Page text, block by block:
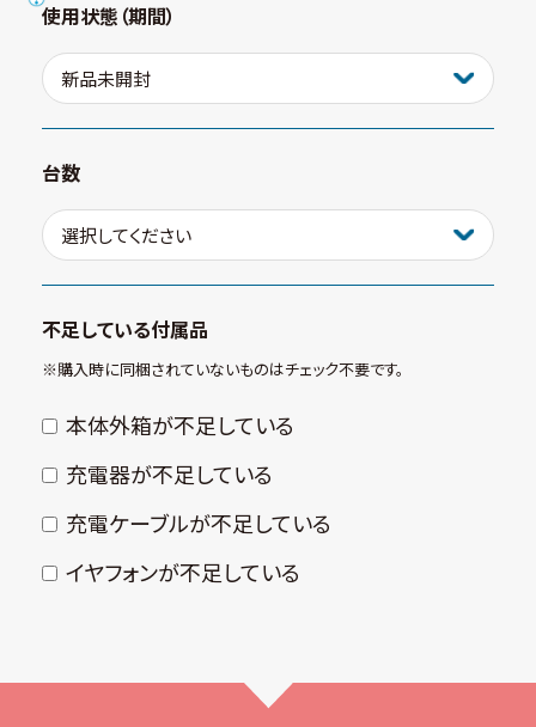
使用状態（期間）
台数
不足している付属品
※購⼊時に同梱されていないものはチェック不要です。
本体外箱が不⾜している
充電器が不⾜している
充電ケーブルが不⾜している
イヤフォンが不⾜している